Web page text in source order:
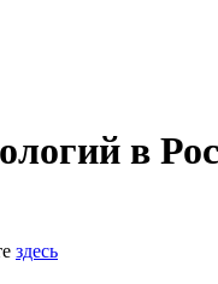
в
здесь